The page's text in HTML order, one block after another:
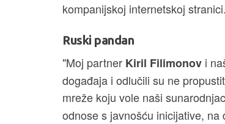
kompanijskoj internetskoj stranici.
Ruski pandan
"Moj partner Kiril Filimonov i
događaja i odlučili su ne
mreže koju vole naši
odnose s javnošću inicijative, na